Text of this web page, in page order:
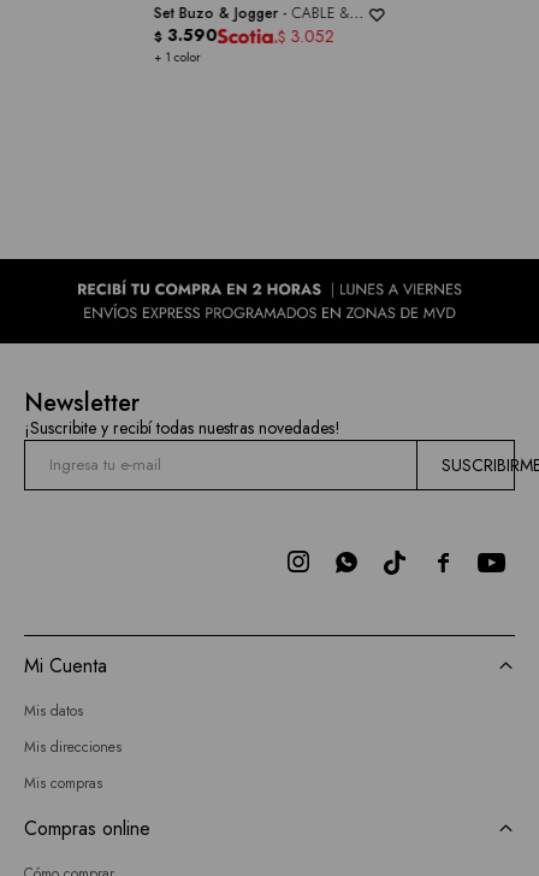
Set Buzo & Jogger -CABLE &
GAUGE
+ 1 color
$ 3.590 $ 3.052
Newsletter
¡Suscribite y recibí todas nuestras novedades!

 
Mi Cuenta
Mis datos
Mis direcciones
Mis compras
Compras online